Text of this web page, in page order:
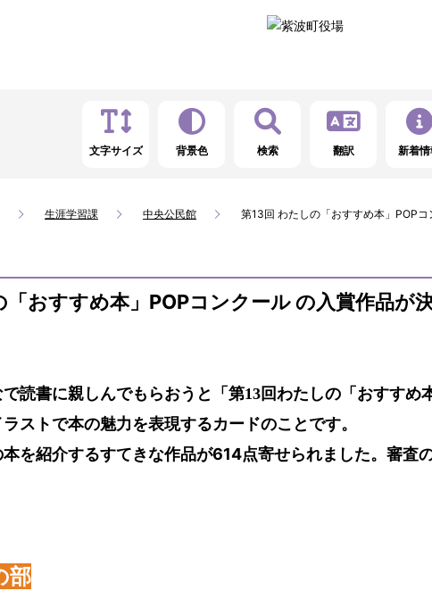
文字サイズ 背景色 検索 翻訳 新着情
生涯学習課 中央公民館 第13回 わたしの「おすすめ本」POP
おすすめ本」POPコンクール の入賞作品が
読書に親しんでもらおうと「第13回わたしの「おすすめ
ストで本の魅力を表現するカードのことです。
を紹介するすてきな作品が614点寄せられました。審査
部